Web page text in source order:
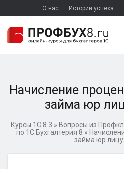
О нас Истории успеха
Начисление
займа юр
Курсы 1С 8.3 » Вопросы из
по 1С:Бухгалтерия 8 »
займа юр лицу